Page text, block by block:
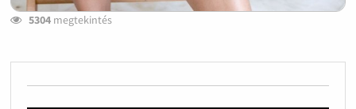
5304megtekintés